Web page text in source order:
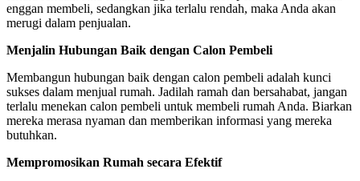
enggan membeli, sedangkan jika terlalu rendah, maka Anda akan
merugi dalam penjualan.
Menjalin Hubungan Baik dengan Calon Pembeli
Membangun hubungan baik dengan calon pembeli adalah kunci
sukses dalam menjual rumah. Jadilah ramah dan bersahabat, jangan
terlalu menekan calon pembeli untuk membeli rumah Anda. Biarkan
mereka merasa nyaman dan memberikan informasi yang mereka
butuhkan.
Mempromosikan Rumah secara Efektif